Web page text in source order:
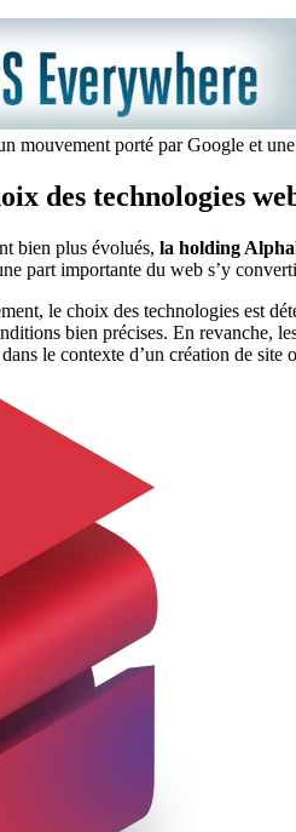
mouvement porté par Google et
des technologies
bien plus évolués, la holding
part importante du web s’y
le choix des technologies est
bien précises. En revanche,
le contexte d’un création de